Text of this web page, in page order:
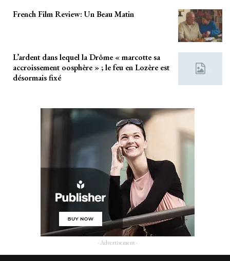
French Film Review: Un Beau Matin
L’ardent dans lequel la Drôme « marcotte sa
accroissement oosphère » ; le feu en Lozère est
désormais fixé
- Advertisement -